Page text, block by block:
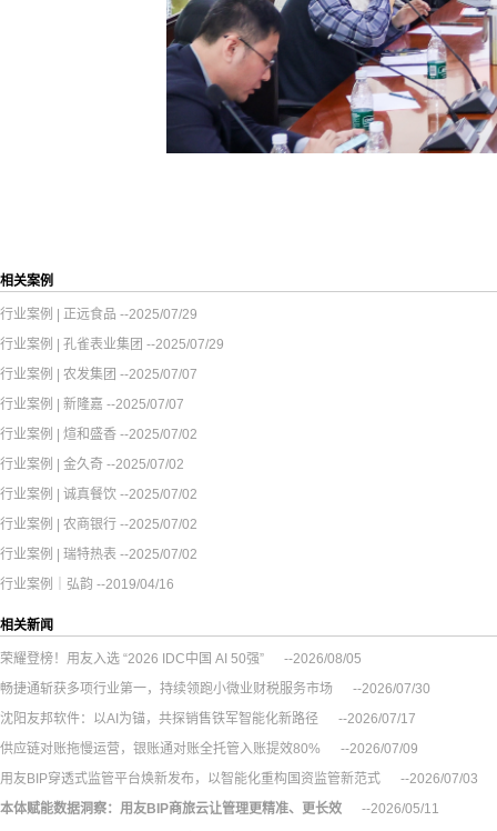
相关案例
行业案例 | 正远食品 --2025/07/29
行业案例 | 孔雀表业集团 --2025/07/29
行业案例 | 农发集团 --2025/07/07
行业案例 | 新隆嘉 --2025/07/07
行业案例 | 煊和盛香 --2025/07/02
行业案例 | 金久奇 --2025/07/02
行业案例 | 诚真餐饮 --2025/07/02
行业案例 | 农商银行 --2025/07/02
行业案例 | 瑞特热表 --2025/07/02
行业案例｜弘韵 --2019/04/16
相关新闻
荣耀登榜！用友入选 “2026 IDC中国 AI 50强”
--2026/08/05
畅捷通斩获多项行业第一，持续领跑小微业财税服务市场
--2026/07/30
沈阳友邦软件：以AI为锚，共探销售铁军智能化新路径
--2026/07/17
供应链对账拖慢运营，银账通对账全托管入账提效80%
--2026/07/09
用友BIP穿透式监管平台焕新发布，以智能化重构国资监管新范式
--2026/07/03
本体赋能数据洞察：用友BIP商旅云让管理更精准、更长效
--2026/05/11